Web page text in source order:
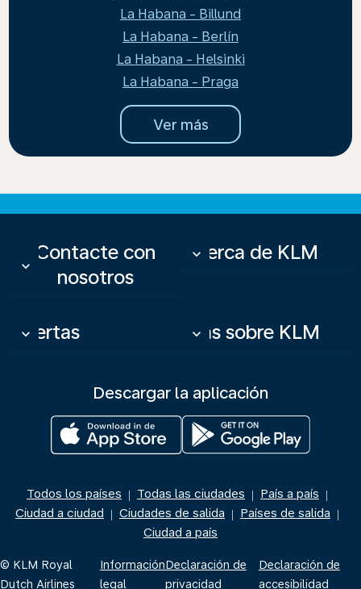
La Habana - Billund
La Habana - Berlín
La Habana - Helsinki
La Habana - Praga
Ver más
Contacte con
nosotros
keyboard_arrow_down
Acerca de KLM
keyboard_arrow_down
Ofertas
keyboard_arrow_down Más sobre KLM
keyboard_arrow_down
Descargar la aplicación
Todos los países | Todas las ciudades | País a país |
Ciudad a ciudad | Ciudades de salida | Países de salida |
Ciudad a país
© KLM Royal
Dutch Airlines
Información
legal
Declaración de
privacidad
Declaración de
accesibilidad